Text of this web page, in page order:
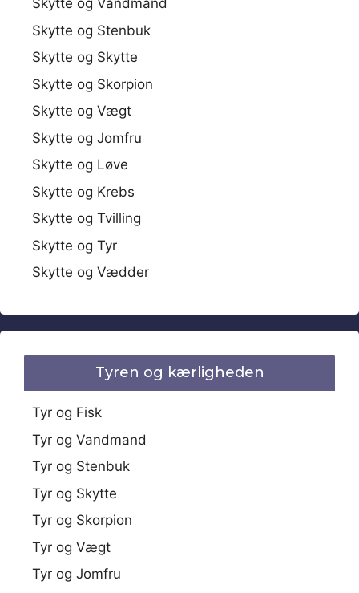
Skytte og Vandmand
Skytte og Stenbuk
Skytte og Skytte
Skytte og Skorpion
Skytte og Vægt
Skytte og Jomfru
Skytte og Løve
Skytte og Krebs
Skytte og Tvilling
Skytte og Tyr
Skytte og Vædder
Tyren og kærligheden
Tyr og Fisk
Tyr og Vandmand
Tyr og Stenbuk
Tyr og Skytte
Tyr og Skorpion
Tyr og Vægt
Tyr og Jomfru